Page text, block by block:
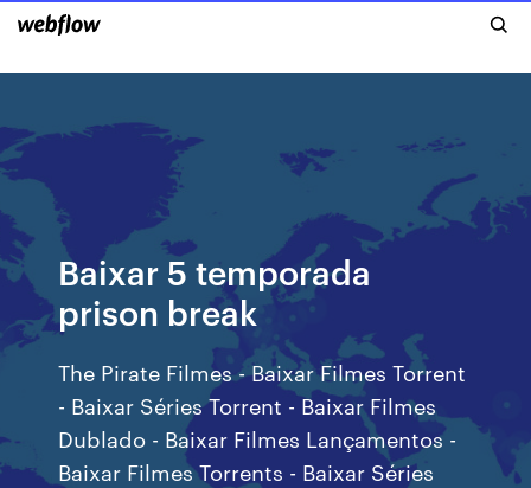
Baixar 5 temporada
prison break
The Pirate Filmes - Baixar Filmes Torrent
- Baixar Séries Torrent - Baixar Filmes
Dublado - Baixar Filmes Lançamentos -
Baixar Filmes Torrents - Baixar Séries